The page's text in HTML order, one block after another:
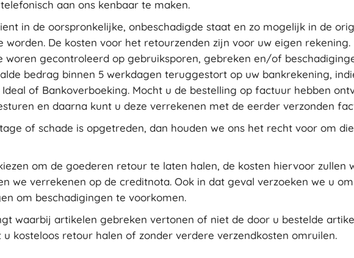
aan ons kenbaar te maken.
in de oorspronkelijke, onbeschadigde staat en zo mogelijk in de
De kosten voor het retourzenden zijn voor uw eigen rekening.
woren gecontroleerd op gebruiksporen, gebreken en/of
bedrag binnen 5 werkdagen teruggestort op uw bankrekening,
of Bankoverboeking. Mocht u de bestelling op factuur hebben
en daarna kunt u deze verrekenen met de eerder verzonden
of schade is opgetreden, dan houden we ons het recht voor om
om de goederen retour te laten halen, de kosten hiervoor zullen
we verrekenen op de creditnota. Ook in dat geval verzoeken we u
om beschadigingen te voorkomen.
waarbij artikelen gebreken vertonen of niet de door u bestelde
kosteloos retour halen of zonder verdere verzendkosten omruilen.